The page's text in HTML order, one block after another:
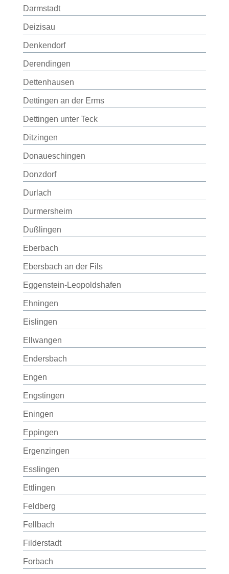
Darmstadt
Deizisau
Denkendorf
Derendingen
Dettenhausen
Dettingen an der Erms
Dettingen unter Teck
Ditzingen
Donaueschingen
Donzdorf
Durlach
Durmersheim
Dußlingen
Eberbach
Ebersbach an der Fils
Eggenstein-Leopoldshafen
Ehningen
Eislingen
Ellwangen
Endersbach
Engen
Engstingen
Eningen
Eppingen
Ergenzingen
Esslingen
Ettlingen
Feldberg
Fellbach
Filderstadt
Forbach